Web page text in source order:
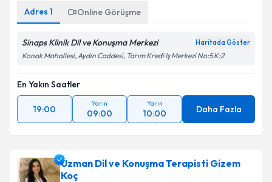
Adres 1 Online Görüşme
Sinaps Klinik Dil ve Konuşma Merkezi Haritada Göster
Konak Mahallesi, Aydın Caddesi, Tarım Kredi Iş Merkezi No:5 K:2
En Yakın Saatler
19:00
Yarın
09:00
Yarın
10:00 Daha Fazla
Uzman Dil ve Konuşma Terapisti Gizem
Koç